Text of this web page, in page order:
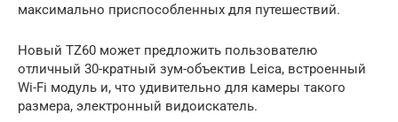
максимально приспособленных для путешествий.
Новый TZ60 может предложить пользователю
отличный 30-кратный зум-объектив Leica, встроенный
Wi-Fi модуль и, что удивительно для камеры такого
размера, электронный видоискатель.